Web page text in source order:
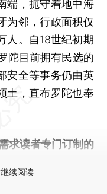
，扼守着地中海
为邻，行政面积仅
人。自18世纪初期
陀目前拥有民选的
安全等事务仍由英
土，直布罗陀也奉
求读者专门订制的
续阅读